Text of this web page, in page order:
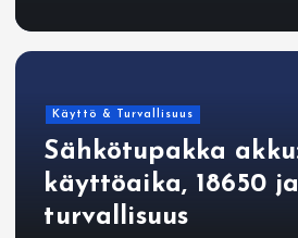
Käyttö & Turvallisuus
Sähkötupakka
käyttöaika, 18650 ja
turvallisuus